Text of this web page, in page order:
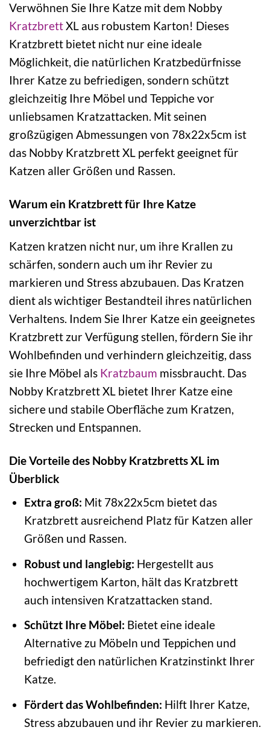
Verwöhnen Sie Ihre Katze mit dem Nobby
KratzbrettXL aus robustem Karton! Dieses
Kratzbrett bietet nicht nur eine ideale
Möglichkeit, die natürlichen Kratzbedürfnisse
Ihrer Katze zu befriedigen, sondern schützt
gleichzeitig Ihre Möbel und Teppiche vor
unliebsamen Kratzattacken. Mit seinen
großzügigen Abmessungen von 78x22x5cm ist
das Nobby Kratzbrett XL perfekt geeignet für
Katzen aller Größen und Rassen.
Warum ein Kratzbrett für Ihre Katze
unverzichtbar ist
Katzen kratzen nicht nur, um ihre Krallen zu
schärfen, sondern auch um ihr Revier zu
markieren und Stress abzubauen. Das Kratzen
dient als wichtiger Bestandteil ihres natürlichen
Verhaltens. Indem Sie Ihrer Katze ein geeignetes
Kratzbrett zur Verfügung stellen, fördern Sie ihr
Wohlbefinden und verhindern gleichzeitig, dass
sie Ihre Möbel als Kratzbaum missbraucht. Das
Nobby Kratzbrett XL bietet Ihrer Katze eine
sichere und stabile Oberfläche zum Kratzen,
Strecken und Entspannen.
Die Vorteile des Nobby Kratzbretts XL im
Überblick
Extra groß: Mit 78x22x5cm bietet das
Kratzbrett ausreichend Platz für Katzen aller
Größen und Rassen.
Robust und langlebig: Hergestellt aus
hochwertigem Karton, hält das Kratzbrett
auch intensiven Kratzattacken stand.
Schützt Ihre Möbel: Bietet eine ideale
Alternative zu Möbeln und Teppichen und
befriedigt den natürlichen Kratzinstinkt Ihrer
Katze.
Fördert das Wohlbefinden: Hilft Ihrer Katze,
Stress abzubauen und ihr Revier zu markieren.